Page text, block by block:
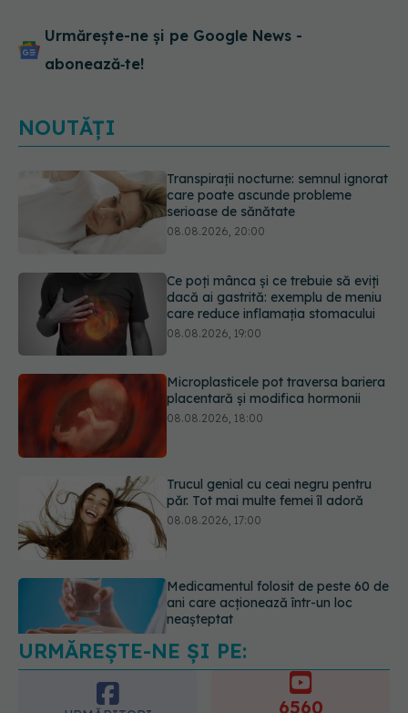
Urmărește-ne și pe Google News -
abonează‑te!
NOUTĂȚI
Ce poți mânca și ce trebuie să eviți
dacă ai gastrită: exemplu de meniu
care reduce inflamația stomacului
Microplasticele pot traversa bariera
placentară și modifica hormonii
08.08.2026, 18:00
Trucul genial cu ceai negru pentru
păr. Tot mai multe femei îl adoră
Medicamentul folosit de peste 60 de
ani care acționează într-un loc
neașteptat
Transpirații nocturne: semnul ignorat
care poate ascunde probleme
08.08.2026, 20:00
URMĂREȘTE-NE ȘI PE:
URMĂRITORI
ABONAȚI